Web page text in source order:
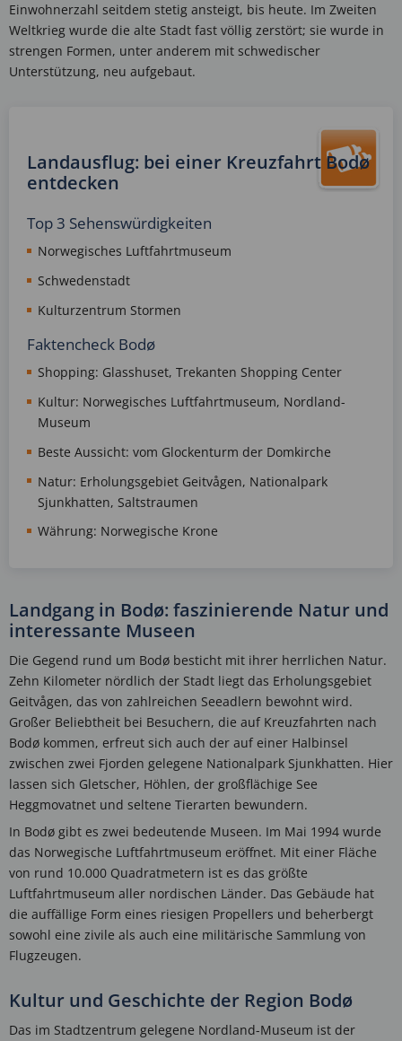
Einwohnerzahl seitdem stetig ansteigt, bis heute. Im Zweiten
Weltkrieg wurde die alte Stadt fast völlig zerstört; sie wurde in
strengen Formen, unter anderem mit schwedischer
Unterstützung, neu aufgebaut.
Landausflug: bei einer Kreuzfahrt Bodø
entdecken
Top 3 Sehenswürdigkeiten
Norwegisches Luftfahrtmuseum
Schwedenstadt
Kulturzentrum Stormen
Faktencheck Bodø
Shopping: Glasshuset, Trekanten Shopping Center
Kultur: Norwegisches Luftfahrtmuseum, Nordland-
Museum
Beste Aussicht: vom Glockenturm der Domkirche
Natur: Erholungsgebiet Geitvågen, Nationalpark
Sjunkhatten, Saltstraumen
Währung: Norwegische Krone
Landgang in Bodø: faszinierende Natur und
interessante Museen
Die Gegend rund um Bodø besticht mit ihrer herrlichen Natur.
Zehn Kilometer nördlich der Stadt liegt das Erholungsgebiet
Geitvågen, das von zahlreichen Seeadlern bewohnt wird.
Großer Beliebtheit bei Besuchern, die auf Kreuzfahrten nach
Bodø kommen, erfreut sich auch der auf einer Halbinsel
zwischen zwei Fjorden gelegene Nationalpark Sjunkhatten. Hier
lassen sich Gletscher, Höhlen, der großflächige See
Heggmovatnet und seltene Tierarten bewundern.
In Bodø gibt es zwei bedeutende Museen. Im Mai 1994 wurde
das Norwegische Luftfahrtmuseum eröffnet. Mit einer Fläche
von rund 10.000 Quadratmetern ist es das größte
Luftfahrtmuseum aller nordischen Länder. Das Gebäude hat
die auffällige Form eines riesigen Propellers und beherbergt
sowohl eine zivile als auch eine militärische Sammlung von
Flugzeugen.
Kultur und Geschichte der Region Bodø
Das im Stadtzentrum gelegene Nordland-Museum ist der